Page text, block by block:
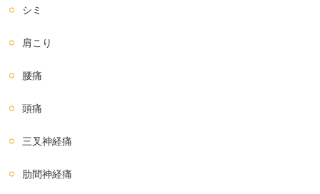
シミ
肩こり
腰痛
頭痛
三叉神経痛
肋間神経痛